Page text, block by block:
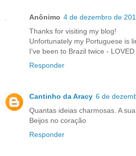
Anônimo 4 de dezembro de
Thanks for visiting my blog!
Unfortunately my Portuguese is
I've been to Brazil twice -
Responder
Cantinho da Aracy 6 de
Quantas ideias charmosas. A
Beijos no coração
Responder